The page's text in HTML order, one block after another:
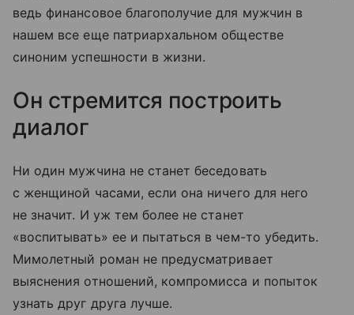
ведь финансовое благополучие для мужчин в
нашем все еще патриархальном обществе
синоним успешности в жизни.
Он стремится построить
диалог
Ни один мужчина не станет беседовать
с женщиной часами, если она ничего для него
не значит. И уж тем более не станет
«воспитывать» ее и пытаться в чем-то убедить.
Мимолетный роман не предусматривает
выяснения отношений, компромисса и попыток
узнать друг друга лучше.